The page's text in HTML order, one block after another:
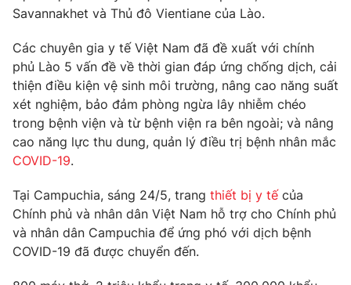
Góc doanh nghiệp
Truyền hình
Phim VTV
Hậu trường
Nhân vật
Khán giả
Giải trí
Điện ảnh
Âm nhạc
Sao
Đời sống
Du lịch
Chất lượng cuộc sống
Giáo dục
Tuyển sinh
Học trực tuyến
Công nghệ
Hitech Công nghệ tương lai
Giao lưu trực tuyến
Savannakhet và Thủ đô Vientiane của Lào.
Các chuyên gia y tế Việt Nam đã đề xuất với chính
phủ Lào 5 vấn đề về thời gian đáp ứng chống dịch, cải
thiện điều kiện vệ sinh môi trường, nâng cao năng suất
xét nghiệm, bảo đảm phòng ngừa lây nhiễm chéo
trong bệnh viện và từ bệnh viện ra bên ngoài; và nâng
cao năng lực thu dung, quản lý điều trị bệnh nhân mắc
COVID-19.
Tại Campuchia, sáng 24/5, trang thiết bị y tếcủa
Chính phủ và nhân dân Việt Nam hỗ trợ cho Chính phủ
và nhân dân Campuchia để ứng phó với dịch bệnh
COVID-19 đã được chuyển đến.